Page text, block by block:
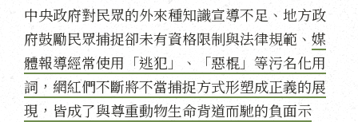
中央政府對民眾的外來種知識宣導不足、地方政
府鼓勵民眾捕捉卻未有資格限制與法律規範、 媒
體報導經常使用「逃犯」、「惡棍」等污名化用
詞，網紅們不斷將不當捕捉方式形塑成正義的展
現，皆成了與尊重動物生命背道而馳的負面示